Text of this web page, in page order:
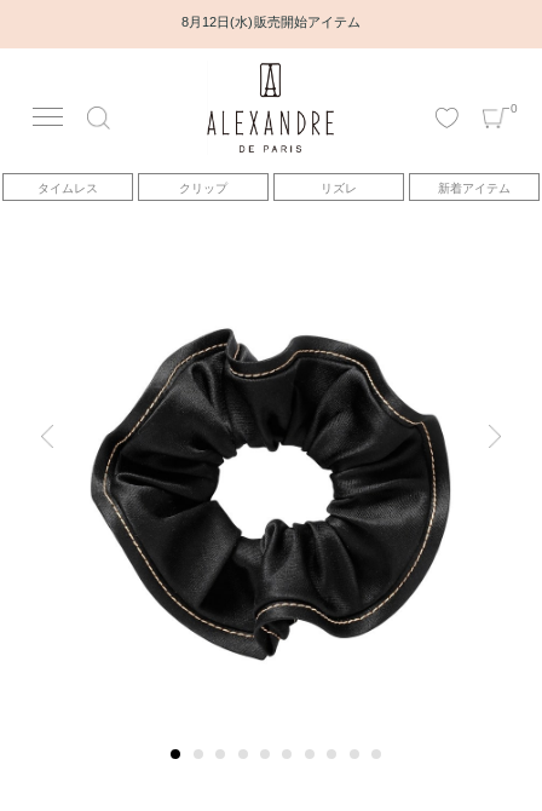
8月12日(水) 販売開始アイテム
0
タイムレス クリップ リズレ 新着アイテム
アカウント
アイテム
コレクション
トピックス
ヘアアレンジ動画
ヒストリー
クラフトマンシップ